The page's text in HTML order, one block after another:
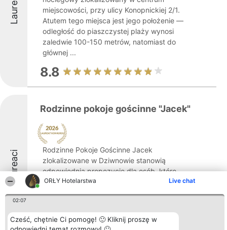
ORŁY Hotelarstwa Live chat
02:07
Cześć, chętnie Ci pomogę! 🙂 Kliknij proszę w
miejscowości, przy ulicy Konopnickiej 2/1.
Atutem tego miejsca jest jego położenie —
odległość do piaszczystej plaży wynosi
zaledwie 100-150 metrów, natomiast do
głównej ...
8.8
Laureaci
Rodzinne pokoje gościnne "Jacek"
Rodzinne Pokoje Gościnne Jacek
zlokalizowane w Dziwnowie stanowią
odpowiednią propozycję dla osób, które
cenią sobie wypoczynek nad Bałtykiem w
komfortowych warunkach. Obiekt mieści
okolicy, niedaleko ...